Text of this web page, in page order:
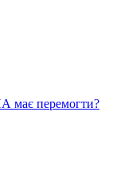
перемогти?